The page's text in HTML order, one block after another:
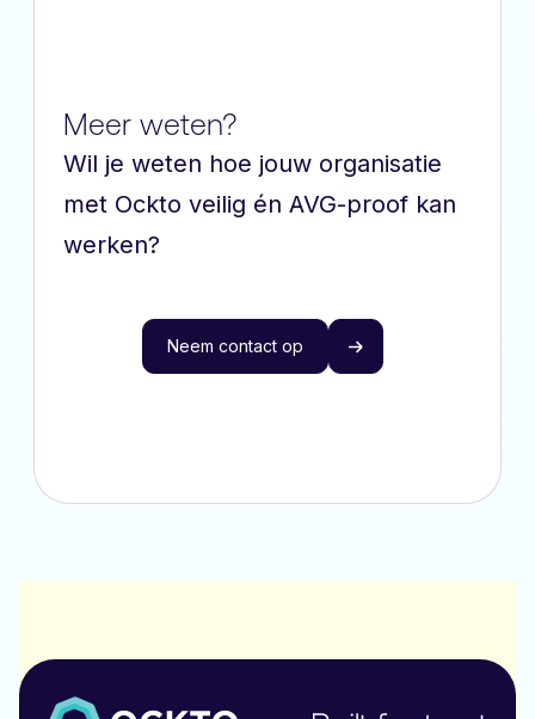
Meer weten?
Wil je weten hoe jouw organisatie
met Ockto veilig én AVG-proof kan
werken?
Neem contact op